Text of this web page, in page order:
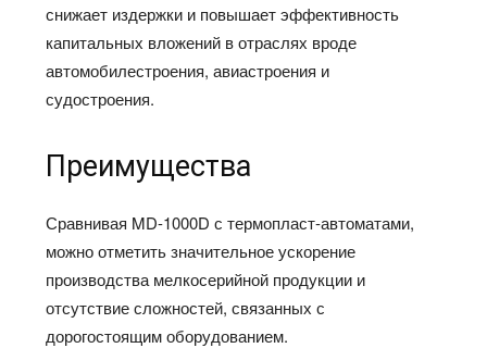
снижает издержки и повышает эффективность
капитальных вложений в отраслях вроде
автомобилестроения, авиастроения и
судостроения.
Преимущества
Сравнивая MD-1000D с термопласт-автоматами,
можно отметить значительное ускорение
производства мелкосерийной продукции и
отсутствие сложностей, связанных с
дорогостоящим оборудованием.